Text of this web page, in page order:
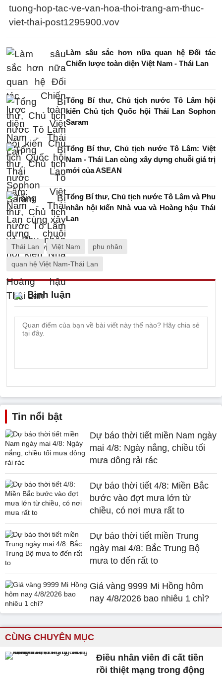
tuong-hop-tac-ve-van-hoa-thoi-trang-am-thuc-
viet-thai-post1295900.vov
Làm sâu sắc hơn nữa quan hệ Đối tác
Chiến lược toàn diện Việt Nam - Thái Lan
Tổng Bí thư, Chủ tịch nước Tô Lâm hội
kiến Chủ tịch Quốc hội Thái Lan Sophon
Saram
Tổng Bí thư, Chủ tịch nước Tô Lâm: Việt
Nam - Thái Lan cùng xây dựng chuỗi giá trị
mới của ASEAN
Tổng Bí thư, Chủ tịch nước Tô Lâm và Phu
nhân hội kiến Nhà vua và Hoàng hậu Thái
Lan
Thái Lan Việt Nam phu nhân
quan hệ Việt Nam-Thái Lan
Bình luận
Tin nổi bật
Dự báo thời tiết miền Nam ngày
mai 4/8: Ngày nắng, chiều tối
mưa dông rải rác
Dự báo thời tiết 4/8: Miền Bắc
bước vào đợt mưa lớn từ
chiều, có nơi mưa rất to
Dự báo thời tiết miền Trung
ngày mai 4/8: Bắc Trung Bộ
mưa to đến rất to
Giá vàng 9999 Mi Hồng hôm
nay 4/8/2026 bao nhiêu 1 chỉ?
CÙNG CHUYÊN MỤC
Điều nhân viên đi cất tiền
rồi thiệt mạng trong động